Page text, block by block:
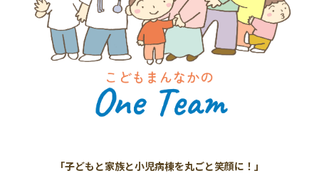
「子どもと家族と小児病棟を丸ごと笑顔に！」